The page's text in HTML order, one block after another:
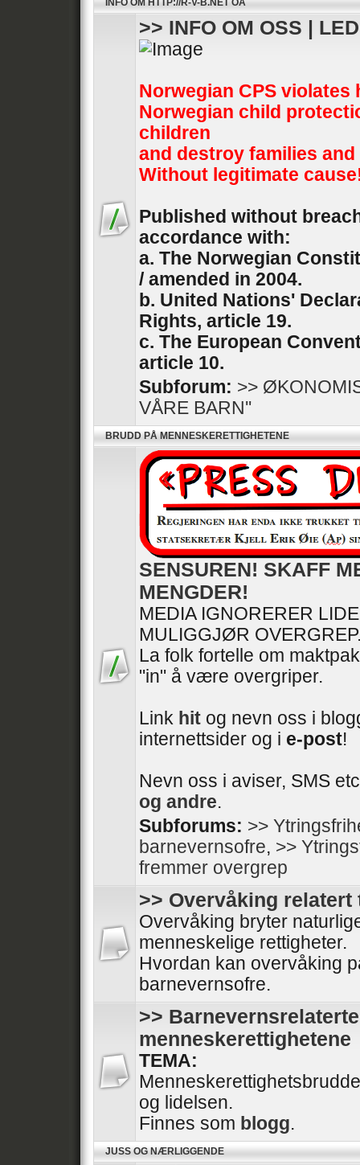
INFO OM HTTP://R-V-B.NET OA
>> INFO OM OSS |
Norwegian CPS violates
Norwegian child
children
and destroy families
Without legitimate
Published without
accordance with:
a. The Norwegian
/ amended in 2004.
b. United Nations'
Rights, article 19.
c. The European
article 10.
Subforum: >>
VÅRE BARN''
BRUDD PÅ MENNESKERETTIGHETENE
SENSUREN! SKAFF
MENGDER!
MEDIA IGNORERER
MULIGGJØR
La folk fortelle om
"in" å være overgriper.
Link hit og nevn oss i
internettsider og i e-post!
Nevn oss i aviser, SMS
og andre.
Subforums: >>
barnevernsofre, >>
fremmer overgrep
>> Overvåking
Overvåking bryter
menneskelige rettigheter.
Hvordan kan overvåking
barnevernsofre.
>>
menneskerettighetene
TEMA:
og lidelsen.
Finnes som blogg.
JUSS OG NÆRLIGGENDE